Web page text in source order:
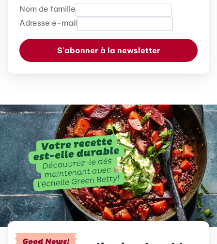
Nom de famille
Adresse e-mail
S'abonner à la newsletter
Good News!